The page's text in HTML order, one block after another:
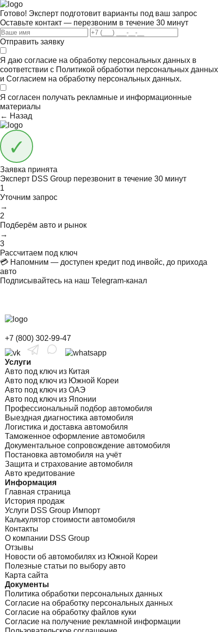
Готово! Эксперт подготовит варианты под ваш запрос
Оставьте контакт — перезвоним в течение 30 минут
Отправить заявку
Я даю согласие на обработку персональных данных в
соответствии с Политикой обработки персональных данных
и Согласием на обработку персональных данных.
Я согласен получать рекламные и информационные
материалы
← Назад
Заявка принята
Эксперт DSS Group перезвонит в течение 30 минут
1
Уточним запрос
→
2
Подберём авто и рынок
→
3
Рассчитаем под ключ
💳 Напомним — доступен кредит под инвойс, до прихода
авто
Подписывайтесь на наш Telegram-канал
+7 (800) 302-99-47
Услуги
Авто под ключ из Китая
Авто под ключ из Южной Кореи
Авто под ключ из ОАЭ
Авто под ключ из Японии
Профессиональный подбор автомобиля
Выездная диагностика автомобиля
Логистика и доставка автомобиля
Таможенное оформление автомобиля
Документальное сопровождение автомобиля
Постановка автомобиля на учёт
Защита и страхование автомобиля
Авто кредитование
Информация
Главная страница
История продаж
Услуги DSS Group Импорт
Калькулятор стоимости автомобиля
Контакты
О компании DSS Group
Отзывы
Новости об автомобилях из Южной Кореи
Полезные статьи по выбору авто
Карта сайта
Документы
Политика обработки персональных данных
Согласие на обработку персональных данных
Согласие на обработку файлов куки
Согласие на получение рекламной информации